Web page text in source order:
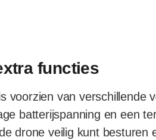
functies
voorzien van verschillende
batterijspanning en een
drone veilig kunt besturen